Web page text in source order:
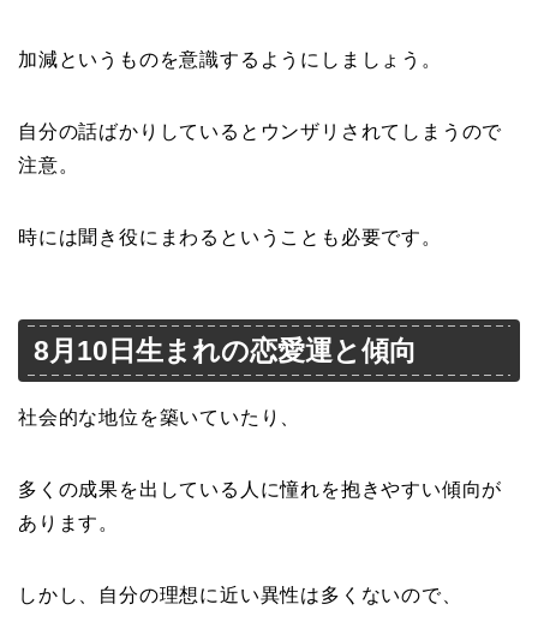
加減というものを意識するようにしましょう。
自分の話ばかりしているとウンザリされてしまうので
注意。
時には聞き役にまわるということも必要です。
8月10日生まれの恋愛運と傾向
社会的な地位を築いていたり、
多くの成果を出している人に憧れを抱きやすい傾向が
あります。
しかし、自分の理想に近い異性は多くないので、